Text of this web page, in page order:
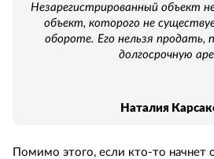
Незарегистрированный объект
объект, которого не
обороте. Его нельзя продать,
долгосрочную
Наталия
Помимо этого, если кто-то начнет